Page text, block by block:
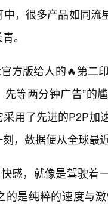
，很多产品如同
。
官方版给人的🔥第二
先等两分钟广告”的
用了先进的P2P加
，数据便从全球最
快感，就像是驾驶
的是纯粹的速度与